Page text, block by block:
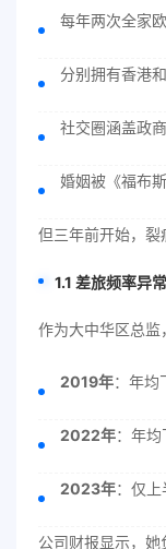
每年两次全家
分别拥有香港
社交圈涵盖政
婚姻被《福布
但三年前开始，裂
1.1 差旅频率异常
作为大中华区总监
2019年：年均
2022年：年
2023年：仅
公司财报显示，她